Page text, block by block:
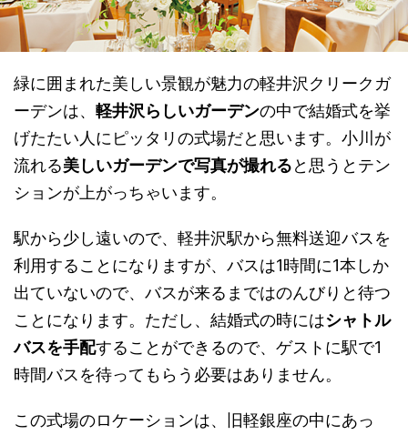
緑に囲まれた美しい景観が魅力の軽井沢クリークガ
ーデンは、 軽井沢らしいガーデンの中で結婚式を挙
げたたい人にピッタリの式場だと思います。小川が
流れる美しいガーデンで写真が撮れると思うとテン
ションが上がっちゃいます。
駅から少し遠いので、軽井沢駅から無料送迎バスを
利用することになりますが、バスは1時間に1本しか
出ていないので、バスが来るまではのんびりと待つ
ことになります。ただし、結婚式の時にはシャトル
バスを手配することができるので、ゲストに駅で1
時間バスを待ってもらう必要はありません。
この式場のロケーションは、旧軽銀座の中にあっ